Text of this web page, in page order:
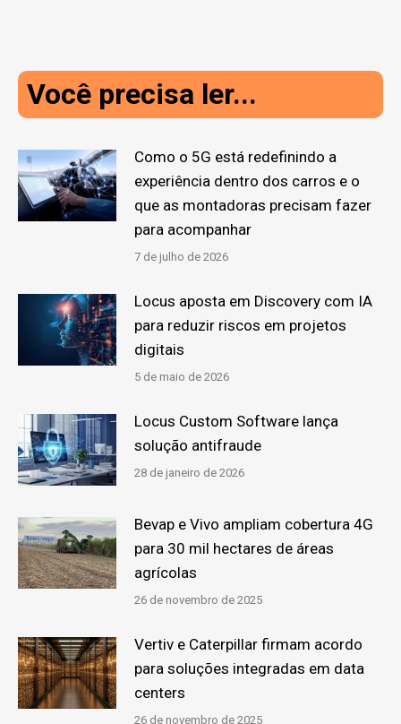
Você precisa ler...
Como o 5G está redefinindo a
experiência dentro dos carros e o
que as montadoras precisam fazer
para acompanhar
7 de julho de 2026
Locus aposta em Discovery com IA
para reduzir riscos em projetos
digitais
5 de maio de 2026
Locus Custom Software lança
solução antifraude
28 de janeiro de 2026
Bevap e Vivo ampliam cobertura 4G
para 30 mil hectares de áreas
agrícolas
26 de novembro de 2025
Vertiv e Caterpillar firmam acordo
para soluções integradas em data
centers
26 de novembro de 2025